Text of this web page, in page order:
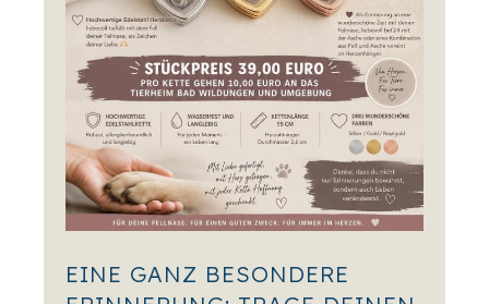
EINE GANZ BESONDERE